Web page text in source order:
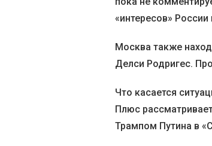
«интересов»
Москва также
Делси Родригес.
Что касается
Плюс
Трампом Путина в